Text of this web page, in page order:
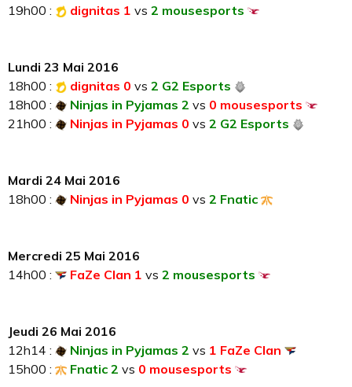
19h00 :
dignitas 1 vs 2 mousesports
Lundi 23 Mai 2016
18h00 :
dignitas 0 vs 2 G2 Esports
18h00 :
Ninjas in Pyjamas 2 vs 0 mousesports
21h00 :
Ninjas in Pyjamas 0 vs 2 G2 Esports
Mardi 24 Mai 2016
18h00 :
Ninjas in Pyjamas 0 vs 2 Fnatic
Mercredi 25 Mai 2016
14h00 :
FaZe Clan 1 vs 2 mousesports
Jeudi 26 Mai 2016
12h14 :
Ninjas in Pyjamas 2 vs 1 FaZe Clan
15h00 :
Fnatic 2 vs 0 mousesports